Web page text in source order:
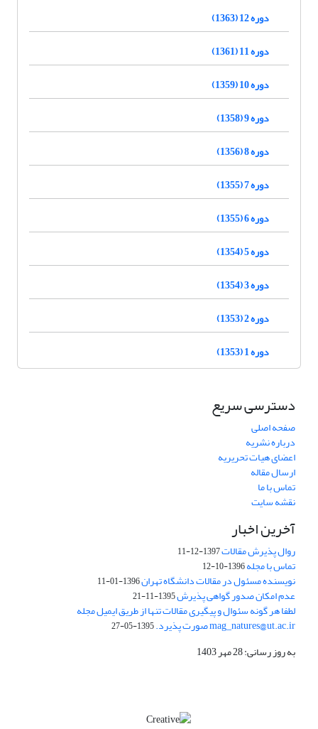
دوره 12 (1363)
دوره 11 (1361)
دوره 10 (1359)
دوره 9 (1358)
دوره 8 (1356)
دوره 7 (1355)
دوره 6 (1355)
دوره 5 (1354)
دوره 3 (1354)
دوره 2 (1353)
دوره 1 (1353)
دسترسی سریع
صفحه اصلی
درباره نشریه
اعضای هیات تحریریه
ارسال مقاله
تماس با ما
نقشه سایت
آخرین اخبار
روال پذیرش مقالات1397-12-11
تماس با مجله1396-10-12
نویسنده مسئول در مقالات دانشگاه تهران1396-01-11
عدم امکان صدور گواهی پذیرش1395-11-21
لطفا هر گونه سئوال و پیگیری مقالات تنها از طریق ایمیل مجله
mag_natures@ut.ac.ir صورت پذیرد. 1395-05-27
به روز رسانی: 28 مهر 1403